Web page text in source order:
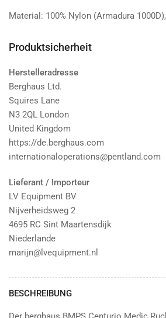
Material: 100% Nylon (Armadura
Produktsicherheit
Herstelleradresse
Berghaus Ltd.
Squires Lane
N3 2QL London
United Kingdom
https://de.berghaus.com
internationaloperations@pentland.com
Lieferant / Importeur
LV Equipment BV
Nijverheidsweg 2
4695 RC Sint Maartensdijk
Niederlande
marijn@lvequipment.nl
BESCHREIBUNG